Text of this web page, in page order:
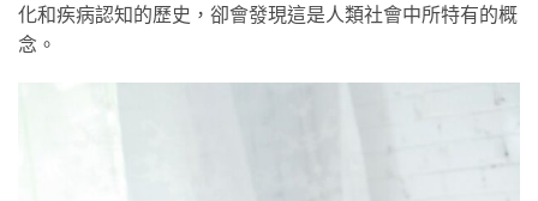
化和疾病認知的歷史，卻會發現這是人類社會中所特有的概
念。